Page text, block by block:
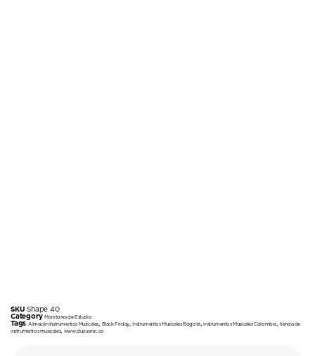
SKUShape 40
Category Monitores de Estudio
Tags Almacén Instrumentos Musicales, Black Friday, Instrumentos Musicales Bogotá,instrumentos Musicales Colombia, tienda de
instrumentos musicales, www.duosonic.co